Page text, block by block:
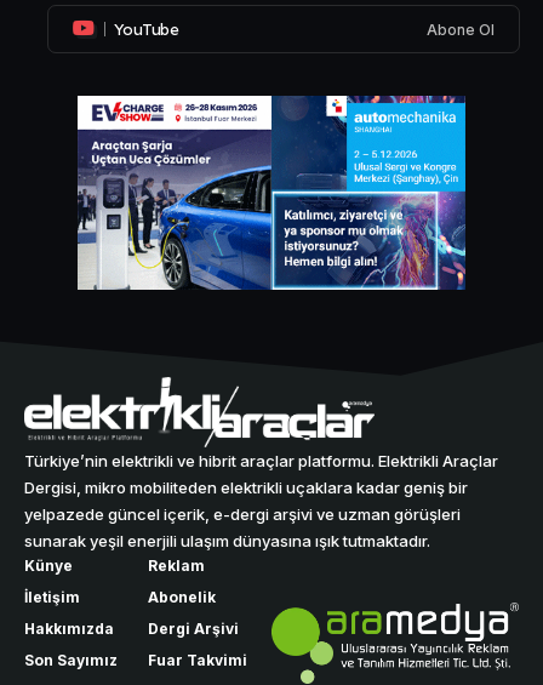
YouTube Abone Ol
Türkiye’nin elektrikli ve hibrit araçlar platformu. Elektrikli Araçlar
Dergisi, mikro mobiliteden elektrikli uçaklara kadar geniş bir
yelpazede güncel içerik, e-dergi arşivi ve uzman görüşleri
sunarak yeşil enerjili ulaşım dünyasına ışık tutmaktadır.
Künye
İletişim
Hakkımızda
Son Sayımız
Reklam
Abonelik
Dergi Arşivi
Fuar Takvimi